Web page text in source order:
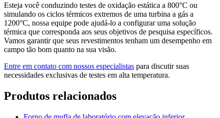
Esteja você conduzindo testes de oxidação estática a 800°C ou
simulando os ciclos térmicos extremos de uma turbina a gás a
1200°C, nossa equipe pode ajudá-lo a configurar uma solução
térmica que corresponda aos seus objetivos de pesquisa específicos.
Vamos garantir que seus revestimentos tenham um desempenho em
campo tão bom quanto na sua visão.
Entre em contato com nossos especialistas para discutir suas
necessidades exclusivas de testes em alta temperatura.
Produtos relacionados